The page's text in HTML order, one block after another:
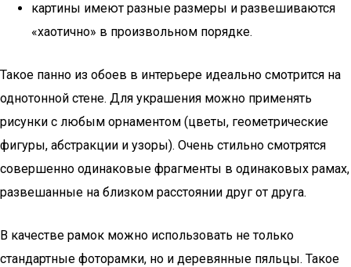
картины имеют разные размеры и развешиваются
«хаотично» в произвольном порядке.
Такое панно из обоев в интерьере идеально смотрится на
однотонной стене. Для украшения можно применять
рисунки с любым орнаментом (цветы, геометрические
фигуры, абстракции и узоры). Очень стильно смотрятся
совершенно одинаковые фрагменты в одинаковых рамах,
развешанные на близком расстоянии друг от друга.
В качестве рамок можно использовать не только
стандартные фоторамки, но и деревянные пяльцы. Такое